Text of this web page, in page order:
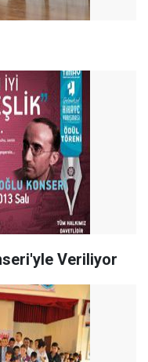
Veriliyor